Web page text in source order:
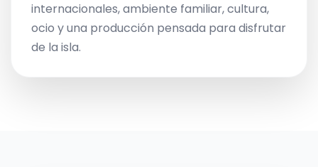
internacionales, ambiente familiar, cultura,
ocio y una producción pensada para disfrutar
de la isla.